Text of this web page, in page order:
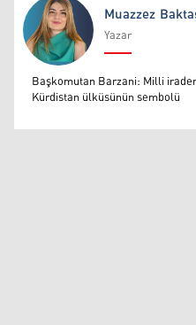
Muazzez Baktaş
Muazzez
Yazar
Başkomutan Barzani: Milli
Kürdistan ülküsünün sembolü